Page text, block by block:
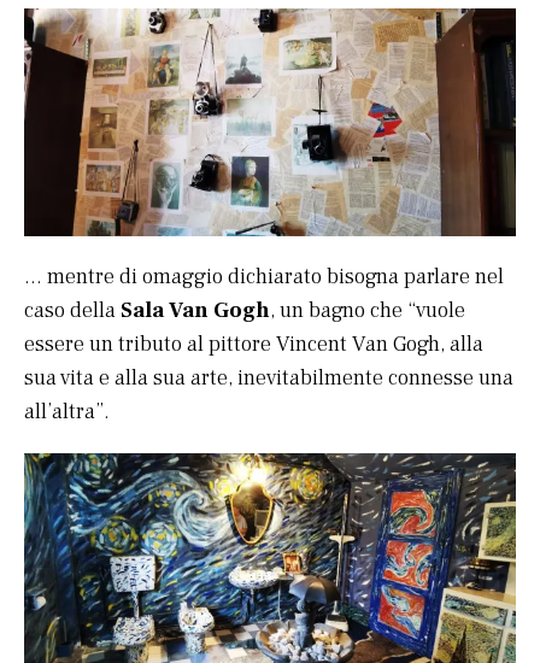
… mentre di omaggio dichiarato bisogna parlare nel
caso della Sala Van Gogh, un bagno che “vuole
essere un tributo al pittore Vincent Van Gogh, alla
sua vita e alla sua arte, inevitabilmente connesse una
all’altra”.